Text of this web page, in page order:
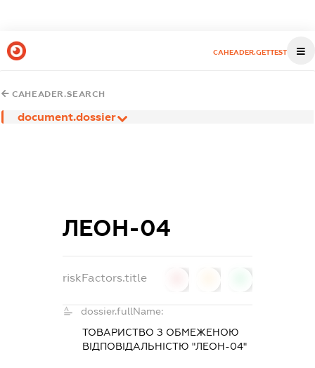
CAHEADER.GETTEST
CAHEADER.SEARCH
document.dossier
ЛЕОН-04
riskFactors.title
dossier.fullName:
ТОВАРИСТВО З ОБМЕЖЕНОЮ
ВІДПОВІДАЛЬНІСТЮ "ЛЕОН-04"